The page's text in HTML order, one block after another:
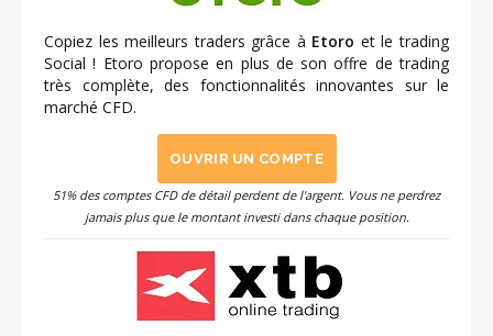
Copiez les meilleurs traders grâce à Etoro et le trading
Social ! Etoro propose en plus de son offre de trading
très complète, des fonctionnalités innovantes sur le
marché CFD.
OUVRIR UN COMPTE
51% des comptes CFD de détail perdent de l'argent. Vous ne perdrez
jamais plus que le montant investi dans chaque position.